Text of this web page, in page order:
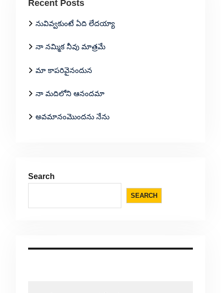
Recent Posts
నువివ్వకుంటే ఏది లేదయ్యా
నా నమ్మిక నీవు మాత్రమే
మా కాపరివైనందున
నా మదిలోని ఆనందమా
అవమానంమొందను నేను
Search
SEARCH